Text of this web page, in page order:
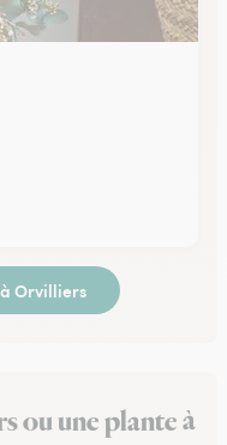
Orvilliers
ou une plante à